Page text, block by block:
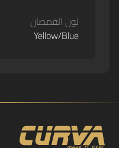
لون القمصان
Yellow/Blue